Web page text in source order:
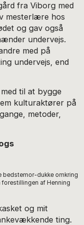
fra Viborg med
mesterlære hos
og gav også
undervejs.
med på
undervejs, end
til at bygge
kulturaktører på
metoder,
bedstemor-dukke omkring
af Henning
og mit
ting.